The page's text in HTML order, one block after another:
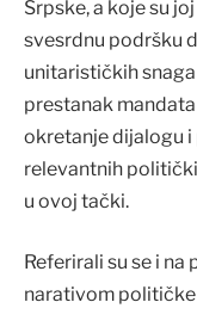
Srpske, a koje su
svesrdnu podršku
unitarističkih
prestanak
okretanje dijalogu
relevantnih
u ovoj tački.
Referirali su se i na
narativom